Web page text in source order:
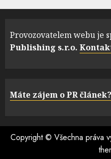
Provozovatelem webu je
Publishing s.r.o.
Máte zájem o PR článek?
Copyright © Všechna práva